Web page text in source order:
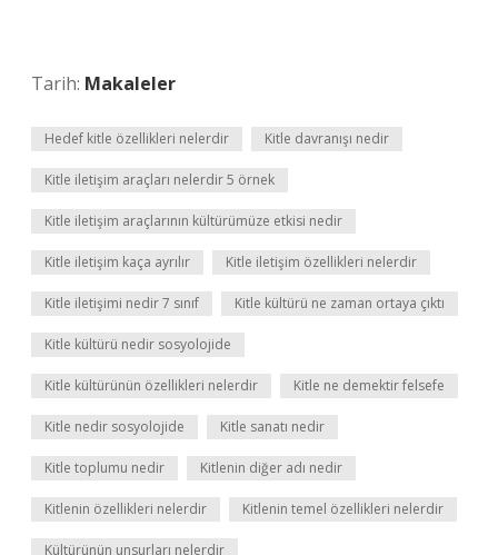
Tarih: Makaleler
Hedef kitle özellikleri nelerdir Kitle davranışı nedir
Kitle iletişim araçları nelerdir 5 örnek
Kitle iletişim araçlarının kültürümüze etkisi nedir
Kitle iletişim kaça ayrılır Kitle iletişim özellikleri nelerdir
Kitle iletişimi nedir 7 sınıf Kitle kültürü ne zaman ortaya çıktı
Kitle kültürü nedir sosyolojide
Kitle kültürünün özellikleri nelerdir Kitle ne demektir felsefe
Kitle nedir sosyolojide Kitle sanatı nedir
Kitle toplumu nedir Kitlenin diğer adı nedir
Kitlenin özellikleri nelerdir Kitlenin temel özellikleri nelerdir
Kültürünün unsurları nelerdir